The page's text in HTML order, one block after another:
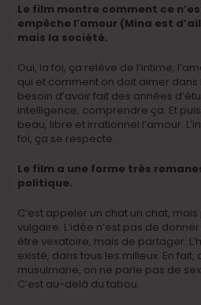
Le film montre comment ce
empêche l’amour (Mina est
mais la société.
Oui, la foi, ça relève de l’intime,
qui et comment on doit aimer dans
besoin d’avoir fait des années
intelligence, comprendre ça. Et
beau, libre et irrationnel l’amour.
foi, ça se respecte.
Le film a une forme très
politique.
C’est appeler un chat un chat,
vulgaire. L’idée n’est pas de
être vexatoire, mais de partager.
existé, dans tous les milieux. En
musulmane, on ne parle pas de
C’est au-delà du tabou.